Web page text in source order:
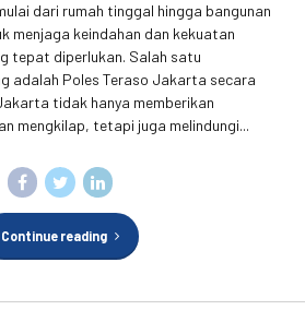
dari rumah tinggal hingga bangunan
menjaga keindahan dan kekuatan
tepat diperlukan. Salah satu
adalah Poles Teraso Jakarta secara
tidak hanya memberikan
mengkilap, tetapi juga melindungi...
Continue reading